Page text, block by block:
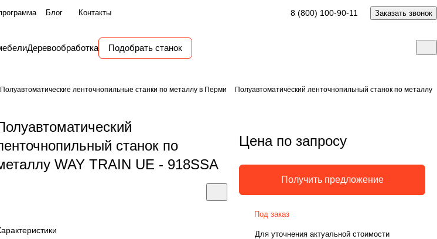
Блог Контакты 8 (800) 100-90-11 Заказать звонок
Деревообработка Подобрать станок
Полуавтоматические ленточнопильные станки по металлу в Перми
Полуавтоматический ленточнопильный станок по металлу
станок по
WAY TRAIN UE - 918SSA
Цена по запросу
Получить предложение
Под заказ
Для уточнения актуальной стоимости